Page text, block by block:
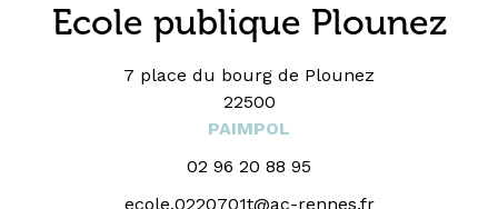
Ecole publique Plounez
7 place du bourg de Plounez
22500
PAIMPOL
02 96 20 88 95
ecole.0220701t@ac-rennes.fr